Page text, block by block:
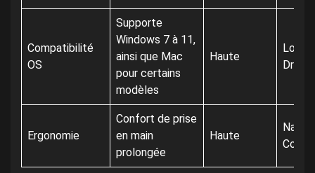
Compatibilité
OS
Supporte
Windows 7 à 11,
ainsi que Mac
pour certains
modèles
Haute
Ergonomie
Confort de prise
en main
prolongée
Haute